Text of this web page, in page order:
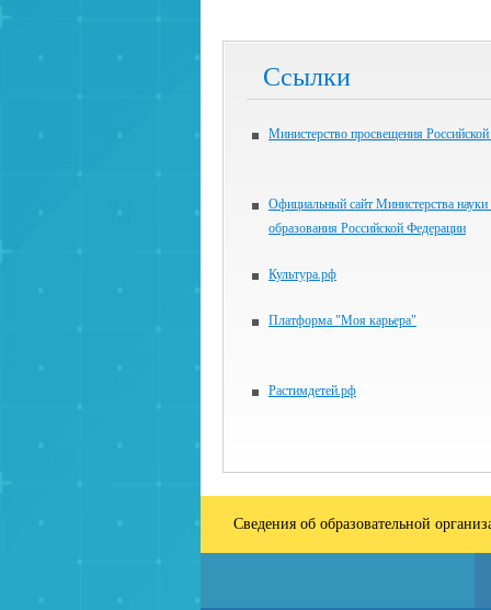
Ссылки
Министерство просвещения
Официальный сайт Министерства
образования Российской Федерации
Культура.рф
Платформа "Моя карьера"
Растимдетей.рф
Сведения об образовательной